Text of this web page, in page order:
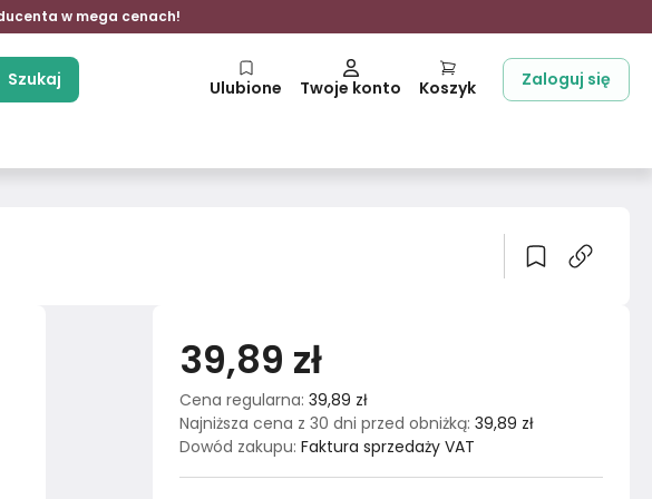
w mega cenach!
Szukaj Ulubione Twoje konto Koszyk Zaloguj się
39,89 zł
Cena regularna: 39,89 zł
Najniższa cena z 30 dni przed obniżką: 39,89 zł
Dowód zakupu: Faktura sprzedaży VAT